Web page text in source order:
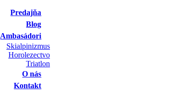
Predajňa
Blog
Ambasádori
Skialpinizmus
Horolezectvo
Triatlon
O nás
Kontakt